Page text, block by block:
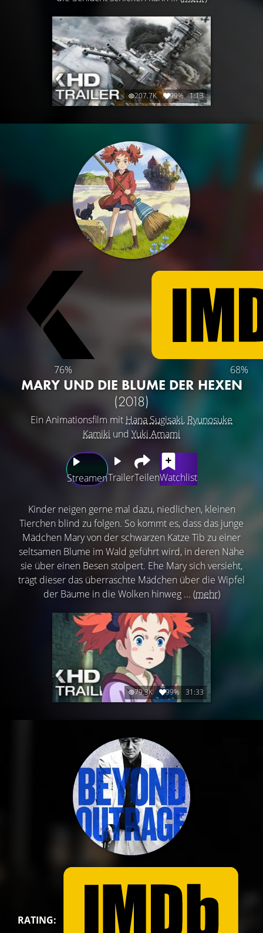
207.7K 99% 1:13
76% 68%
MARY UND DIE BLUME DER HEXEN
(2018)
Ein Animationsfilm mit Hana Sugisaki, Ryunosuke
Kamiki und Yuki Amami
StreamenTrailerTeilenWatchlist
Kinder neigen gerne mal dazu, niedlichen, kleinen
Tierchen blind zu folgen. So kommt es, dass das junge
Mädchen Mary von der schwarzen Katze Tib zu einer
seltsamen Blume im Wald geführt wird, in deren Nähe
sie über einen Besen stolpert. Ehe Mary sich versieht,
trägt dieser das überraschte Mädchen über die Wipfel
der Bäume in die Wolken hinweg ... (mehr)
79.3K 99% 31:33
RATING: